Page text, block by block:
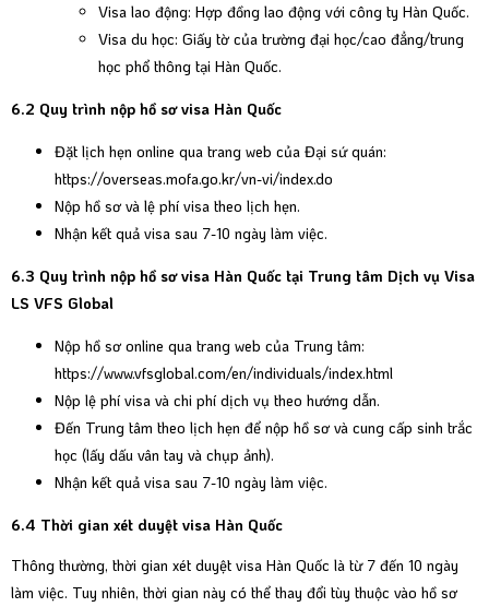
Visa lao động: Hợp đồng lao động với công ty Hàn Quốc.
Visa du học: Giấy tờ của trường đại học/cao đẳng/trung
học phổ thông tại Hàn Quốc.
6.2 Quy trình nộp hồ sơ visa Hàn Quốc
Đặt lịch hẹn online qua trang web của Đại sứ quán:
https://overseas.mofa.go.kr/vn-vi/index.do
Nộp hồ sơ và lệ phí visa theo lịch hẹn.
Nhận kết quả visa sau 7-10 ngày làm việc.
6.3 Quy trình nộp hồ sơ visa Hàn Quốc tại Trung tâm Dịch vụ Visa
LS VFS Global
Nộp hồ sơ online qua trang web của Trung tâm:
https://www.vfsglobal.com/en/individuals/index.html
Nộp lệ phí visa và chi phí dịch vụ theo hướng dẫn.
Đến Trung tâm theo lịch hẹn để nộp hồ sơ và cung cấp sinh trắc
học (lấy dấu vân tay và chụp ảnh).
Nhận kết quả visa sau 7-10 ngày làm việc.
6.4 Thời gian xét duyệt visa Hàn Quốc
Thông thường, thời gian xét duyệt visa Hàn Quốc là từ 7 đến 10 ngày
làm việc. Tuy nhiên, thời gian này có thể thay đổi tùy thuộc vào hồ sơ